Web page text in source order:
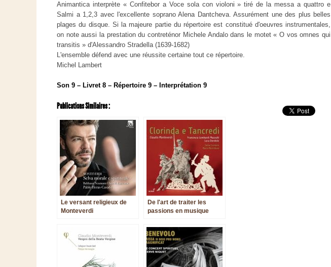
Animantica interprète « Confitebor a Voce sola con violoni » tiré de la messa a quattro e
Salmi a 1,2,3 avec l'excellente soprano Alena Dantcheva. Assurément une des plus belles
plages du disque. Si la majeure partie du répertoire est constitué d'oeuvres instrumentales,
on note aussi la prestation du contreténor Michele Andalo dans le motet « O vos omnes qui
transitis » d'Alessandro Stradella (1639-1682)
L'ensemble défend avec une réussite certaine tout ce répertoire.
Michel Lambert
Son 9 – Livret 8 – Répertoire 9 – Interprétation 9
Publications Similaires :
Le versant religieux de
Monteverdi
De l'art de traiter les
passions en musique